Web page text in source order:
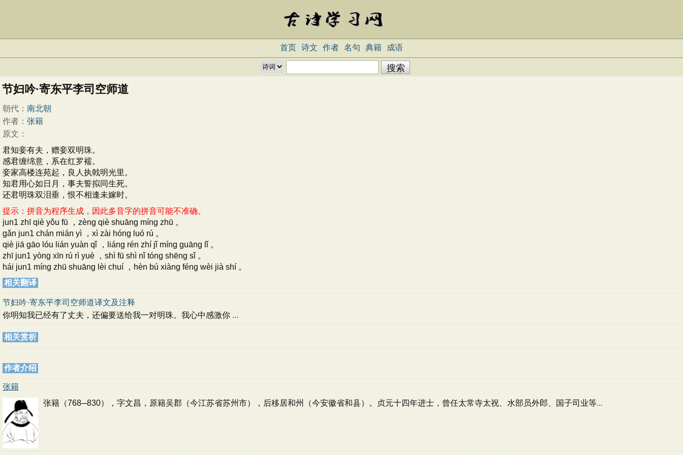
首页 诗文 作者 名句 典籍 成语
节妇吟·寄东平李司空师道
朝代： 南北朝
作者： 张籍
原文：
君知妾有夫，赠妾双明珠。
感君缠绵意，系在红罗襦。
妾家高楼连苑起，良人执戟明光里。
知君用心如日月，事夫誓拟同生死。
还君明珠双泪垂，恨不相逢未嫁时。
提示：拼音为程序生成，因此多音字的拼音可能不准确。
jun1 zhī qiè yǒu fū ，zèng qiè shuāng míng zhū 。
gǎn jun1 chán mián yì ，xì zài hóng luó rú 。
qiè jiā gāo lóu lián yuàn qǐ ，liáng rén zhí jǐ míng guāng lǐ 。
zhī jun1 yòng xīn rú rì yuè ，shì fū shì nǐ tóng shēng sǐ 。
hái jun1 míng zhū shuāng lèi chuí ，hèn bú xiàng féng wèi jià shí 。
相关翻译
节妇吟·寄东平李司空师道译文及注释
你明知我已经有了丈夫，还偏要送给我一对明珠。我心中感激你 ...
相关赏析
作者介绍
张籍
张籍（768─830），字文昌，原籍吴郡（今江苏省苏州市），后移居和州（今安徽省和县）。贞元十四年进士，曾任太常寺太祝、水部员外郎、国子司业等...